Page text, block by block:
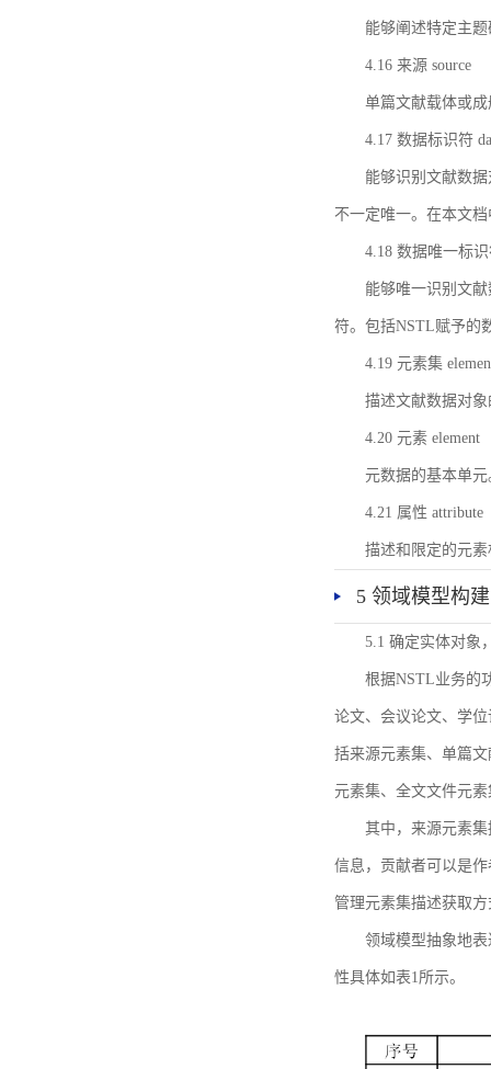
能够阐述特定主
4.16 来源 source
单篇文献载体或
4.17 数据标识符
能够识别文献数
不一定唯一。在本文
4.18 数据唯一标
能够唯一识别文
符。包括NSTL赋予的
4.19 元素集
描述文献数据对
4.20 元素 element
元数据的基本单元
4.21 属性 attribute
描述和限定的元
5 领域模型构建
5.1 确定实体对象
根据NSTL业务的
论文、会议论文、学
括来源元素集、单篇
元素集、全文文件元
其中，来源元素
信息，贡献者可以是
管理元素集描述获取
领域模型抽象地
性具体如表1所示。